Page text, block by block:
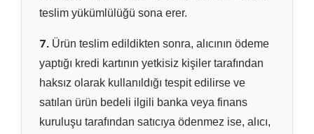
teslim yükümlülüğü sona erer.
7. Ürün teslim edildikten sonra, alıcının ödeme
yaptığı kredi kartının yetkisiz kişiler tarafından
haksız olarak kullanıldığı tespit edilirse ve
satılan ürün bedeli ilgili banka veya finans
kuruluşu tarafından satıcıya ödenmez ise, alıcı,